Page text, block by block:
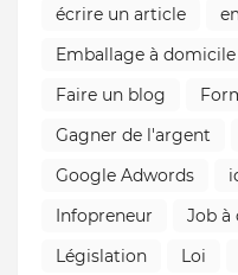
écrire un article
Emballage à domicile
Faire un blog
Gagner de l'argent
Google Adwords
Infopreneur
Job à
Législation
Loi